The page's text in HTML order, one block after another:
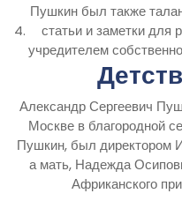
4.
Пушкин был также
статьи и заметки для
учредителем
Александр Сергеевич
Москве в благородной
Пушкин, был директором
а мать, Надежда
Африканского